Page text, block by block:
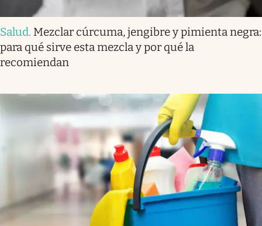
Salud. Mezclar cúrcuma, jengibre y pimienta negra:
para qué sirve esta mezcla y por qué la
recomiendan